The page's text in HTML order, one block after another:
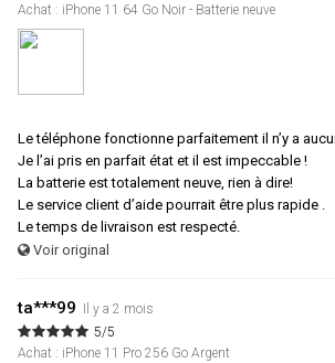
Achat : iPhone 11 64 Go Noir - Batterie neuve
Le téléphone fonctionne parfaitement il n’y a
Je l’ai pris en parfait état et il est impeccable !
La batterie est totalement neuve, rien à dire!
Le service client d’aide pourrait être plus rapide .
Le temps de livraison est respecté.
Voir original
ta***99
Il y a 2 mois
5/5
Achat : iPhone 11 Pro 256 Go Argent